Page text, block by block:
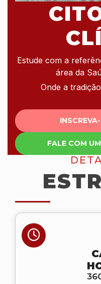
Estude com a
área da
Onde a
FALE COM